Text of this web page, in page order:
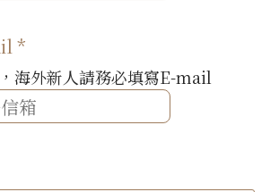
*
海外新人請務必填寫E-mail